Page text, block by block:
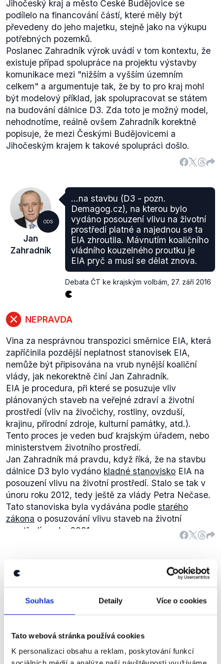
Souhlas Detaily Více o cookies
Tato webová stránka používá cookies
K personalizaci obsahu a reklam, poskytování funkcí
Jihočeský kraj a město České Budějovice se
podílelo na financování částí, které měly být
převedeny do jeho majetku, stejně jako na výkupu
potřebných pozemků.
Poslanec Zahradník výrok uvádí v tom kontextu, že
existuje případ spolupráce na projektu výstavby
komunikace mezi "nižším a vyšším územním
celkem" a argumentuje tak, že by to pro kraj mohl
být modelový příklad, jak spolupracovat se státem
na budování dálnice D3. Zda toto je možný model,
nehodnotíme, reálně ovšem Zahradník korektně
popisuje, že mezi Českými Budějovicemi a
Jihočeským krajem k takové spolupráci došlo.
ODS
Jan
Zahradník
...na stavbu (D3 - pozn.
Demagog.cz), na kterou bylo
vydáno posouzení vlivu na životní
prostředí platné a najednou se ta
EIA zhroutila. Mávnutím koaličního
vládního kouzelného proutku je
EIA pryč a musí se dělat znova.
Debata ČT ke krajským volbám 27. září 2016
NEPRAVDA
Vina za nesprávnou transpozici směrnice EIA, která
zapříčinila pozdější neplatnost stanovisek EIA,
nemůže být připisována na vrub nynější koaliční
vlády, jak nekorektně činí Jan Zahradník.
EIA je procedura, při které se posuzuje vliv
plánovaných staveb na veřejné zdraví a životní
prostředí (vliv na živočichy, rostliny, ovzduší,
krajinu, přírodní zdroje, kulturní památky, atd.).
Tento proces je veden buď krajským úřadem, nebo
ministerstvem životního prostředí.
Jan Zahradník má pravdu, když říká, že na stavbu
dálnice D3 bylo vydáno kladné stanovisko EIA na
posouzení vlivu na životní prostředí. Stalo se tak v
únoru roku 2012, tedy ještě za vlády Petra Nečase.
Tato stanoviska byla vydávána podle starého
zákona o posuzování vlivu staveb na životní
prostředí z roku 2001.
Evropská komise však odmítla na začátku roku 2016
vzniklého před vstupem České republiky do EU, a to
na základě formálního upozornění z dubna roku
2013 o zahájení řízení vůči České republice kvůli
nesprávné transpozici
směrnice EIA. To se dotýkalo
64 staveb, u kterých by se tedy celé řízení muselo
Na základě této výzvy připravilo ministerstvo
životního prostředínovelu zákona, která vyšla z
vládyBohuslava Sobotky a nabyla účinnost 1.
Mezi podnikateli je přebytek
kapitálu, v bankách je nulový úrok
Debata ČT ke krajským volbám,27. září 2016
PRAVDA